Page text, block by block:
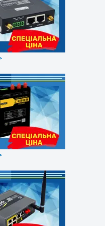
екран: SPI, anti-
пакетів, контроль
Web, SMS, CLI
живлення: 3.5 мм
струму
у спокої:
В
даних: 500 мА (у піку)
82.5 x 29.5
ЗАЯВКУ